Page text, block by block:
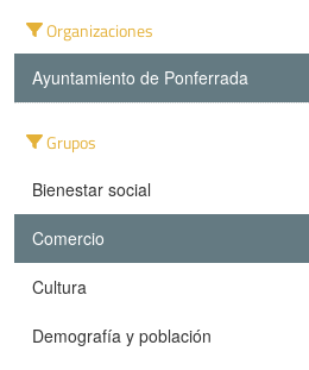
Organizaciones
Ayuntamiento de Ponferrada
Grupos
Bienestar social
Comercio
Cultura
Demografía y población